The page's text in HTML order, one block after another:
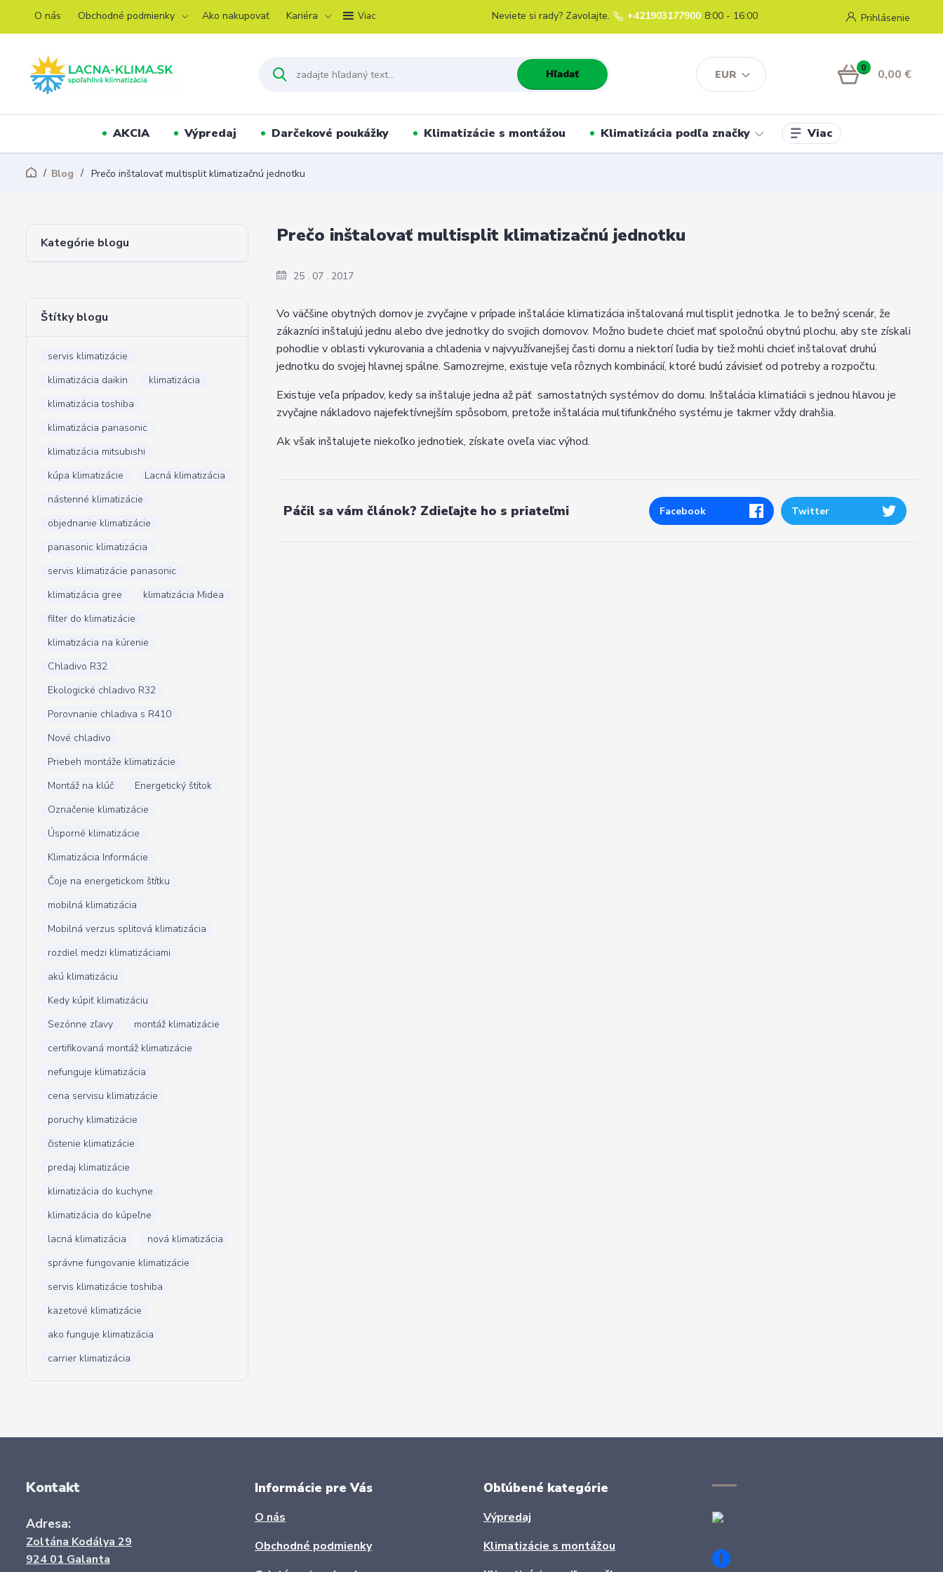
O nás Obchodné podmienky Ako nakupovať Kariéra Viac
EUR
Prihlásenie
Hľadať
Neviete si rady? Zavolajte. +421903177900 8:00 - 16:00
0 0,00 €
AKCIA Výpredaj Darčekové poukážky Klimatizácie s montážou Klimatizácia podľa značky Viac
Blog Prečo inštalovať multisplit klimatizačnú jednotku
Kategórie blogu
Štítky blogu
servis klimatizácie
klimatizácia daikin
klimatizácia
klimatizácia toshiba
klimatizácia panasonic
klimatizácia mitsubishi
kúpa klimatizácie
Lacná klimatizácia
nástenné klimatizácie
objednanie klimatizácie
panasonic klimatizácia
servis klimatizácie panasonic
klimatizácia gree
klimatizácia Midea
filter do klimatizácie
klimatizácia na kúrenie
Chladivo R32
Ekologické chladivo R32
Porovnanie chladiva s R410
Nové chladivo
Priebeh montáže klimatizácie
Montáž na klúč
Energetický štítok
Označenie klimatizácie
Úsporné klimatizácie
Klimatizácia Informácie
Čoje na energetickom štítku
mobilná klimatizácia
Mobilná verzus splitová klimatizácia
rozdiel medzi klimatizáciami
akú klimatizáciu
Kedy kúpiť klimatizáciu
Sezónne zľavy
montáž klimatizácie
certifikovaná montáž klimatizácie
nefunguje klimatizácia
cena servisu klimatizácie
poruchy klimatizácie
čistenie klimatizácie
predaj klimatizácie
klimatizácia do kuchyne
klimatizácia do kúpeľne
lacná klimatizácia
nová klimatizácia
správne fungovanie klimatizácie
servis klimatizácie toshiba
kazetové klimatizácie
ako funguje klimatizácia
carrier klimatizácia
25 07 2017
Prečo inštalovať multisplit klimatizačnú jednotku
Vo väčšine obytných domov je zvyčajne v prípade inštalácie klimatizácia inštalovaná multisplit jednotka. Je to bežný scenár, že
zákazníci inštalujú jednu alebo dve jednotky do svojich domovov. Možno budete chcieť mať spoločnú obytnú plochu, aby ste získali
pohodlie v oblasti vykurovania a chladenia v najvyužívanejšej časti domu a niektorí ľudia by tiež mohli chcieť inštalovať druhú
jednotku do svojej hlavnej spálne. Samozrejme, existuje veľa rôznych kombinácií, ktoré budú závisieť od potreby a rozpočtu.
Existuje veľa prípadov, kedy sa inštaluje jedna až päť samostatných systémov do domu. Inštalácia klimatiácii s jednou hlavou je
zvyčajne nákladovo najefektívnejším spôsobom, pretože inštalácia multifunkčného systému je takmer vždy drahšia.
Ak však inštalujete niekoľko jednotiek, získate oveľa viac výhod.
Páčil sa vám článok? Zdieľajte ho s priateľmi Facebook Twitter
Kontakt
Adresa:
Zoltána Kodálya 29
924 01 Galanta
Informácie pre Vás
O nás
Obchodné podmienky
Obľúbené kategórie
Výpredaj
Klimatizácie s montážou